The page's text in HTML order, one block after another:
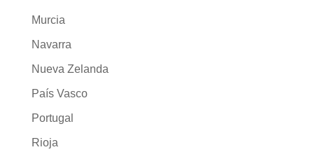
Murcia
Navarra
Nueva Zelanda
País Vasco
Portugal
Rioja